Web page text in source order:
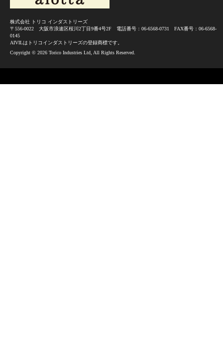
株式会社 トリコ インダストリーズ
〒556-0022 大阪市浪速区桜川2丁目9番4号2F 電話番号：06-6568-0731 FAX番号：06-6568-
0145
AIVILはトリコインダストリーズの登録商標です。
Copyright © 2026 Torico Industries Ltd, All Rights Reserved.